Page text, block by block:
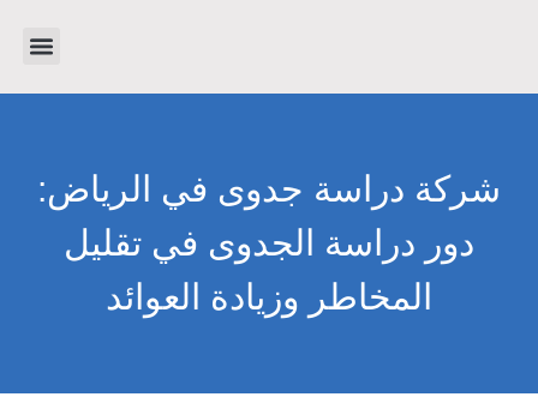
شركة دراسة جدوى في الرياض:
دور دراسة الجدوى في تقليل
المخاطر وزيادة العوائد